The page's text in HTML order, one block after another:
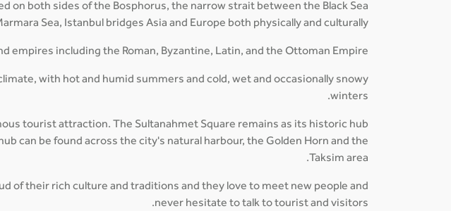
on both sides of the Bosphorus, the narrow strait between the Black Sea
Sea, Istanbul bridges Asia and Europe both physically and culturally
including the Roman, Byzantine, Latin, and the Ottoman Empire.
with hot and humid summers and cold, wet and occasionally snowy
winters.
tourist attraction. The Sultanahmet Square remains as its historic hub
can be found across the city's natural harbour, the Golden Horn and the
Taksim area.
of their rich culture and traditions and they love to meet new people and
never hesitate to talk to tourist and visitors.